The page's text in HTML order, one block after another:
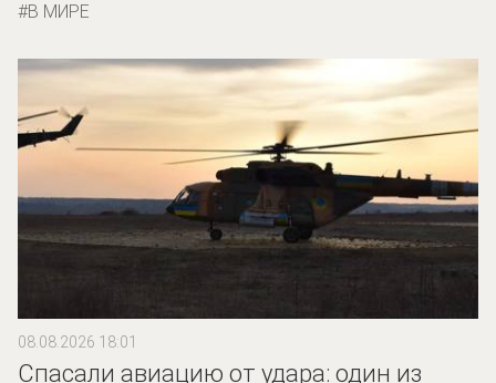
В МИРЕ
08.08.2026 18:01
Спасали авиацию от удара: один из